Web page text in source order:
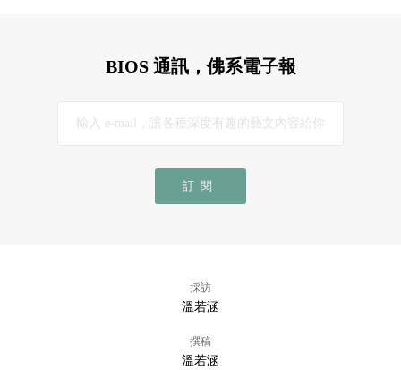
BIOS 通訊，佛系電子報
訂閱
採訪
溫若涵
撰稿
溫若涵